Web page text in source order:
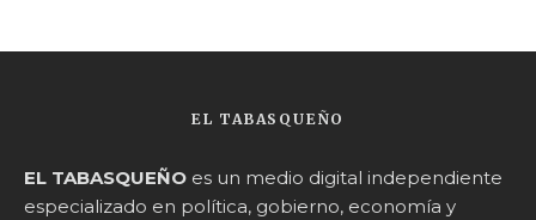
EL TABASQUEÑO
EL TABASQUEÑO es un medio digital independiente
especializado en política, gobierno, economía y